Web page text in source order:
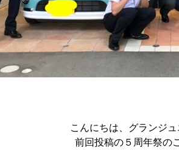
こんにちは、グランジ
前回投稿の５周年祭の